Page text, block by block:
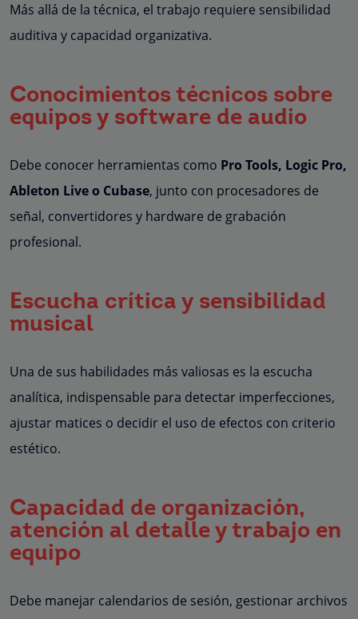
Más allá de la técnica, el trabajo requiere sensibilidad
auditiva y capacidad organizativa.
Conocimientos técnicos sobre
equipos y software de audio
Debe conocer herramientas como Pro Tools, Logic Pro,
Ableton Live o Cubase, junto con procesadores de
señal, convertidores y hardware de grabación
profesional.
Escucha crítica y sensibilidad
musical
Una de sus habilidades más valiosas es la escucha
analítica, indispensable para detectar imperfecciones,
ajustar matices o decidir el uso de efectos con criterio
estético.
Capacidad de organización,
atención al detalle y trabajo en
equipo
Debe manejar calendarios de sesión, gestionar archivos